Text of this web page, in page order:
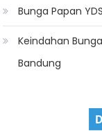
Bunga Papan
Keindahan
Bandung